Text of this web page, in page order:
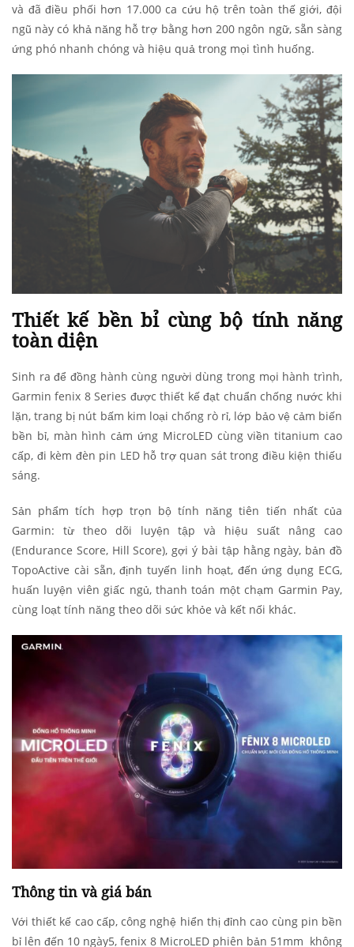
và đã điều phối hơn 17.000 ca cứu hộ trên toàn thế giới, đội
ngũ này có khả năng hỗ trợ bằng hơn 200 ngôn ngữ, sẵn sàng
ứng phó nhanh chóng và hiệu quả trong mọi tình huống.
Thiết kế bền bỉ cùng bộ tính năng
toàn diện
Sinh ra để đồng hành cùng người dùng trong mọi hành trình,
Garmin fenix 8 Series được thiết kế đạt chuẩn chống nước khi
lặn, trang bị nút bấm kim loại chống rò rỉ, lớp bảo vệ cảm biến
bền bỉ, màn hình cảm ứng MicroLED cùng viền titanium cao
cấp, đi kèm đèn pin LED hỗ trợ quan sát trong điều kiện thiếu
sáng.
Sản phẩm tích hợp trọn bộ tính năng tiên tiến nhất của
Garmin: từ theo dõi luyện tập và hiệu suất nâng cao
(Endurance Score, Hill Score), gợi ý bài tập hằng ngày, bản đồ
TopoActive cài sẵn, định tuyến linh hoạt, đến ứng dụng ECG,
huấn luyện viên giấc ngủ, thanh toán một chạm Garmin Pay,
cùng loạt tính năng theo dõi sức khỏe và kết nối khác.
Thông tin và giá bán
Với thiết kế cao cấp, công nghệ hiển thị đỉnh cao cùng pin bền
bỉ lên đến 10 ngày5, fenix 8 MicroLED phiên bản 51mm không